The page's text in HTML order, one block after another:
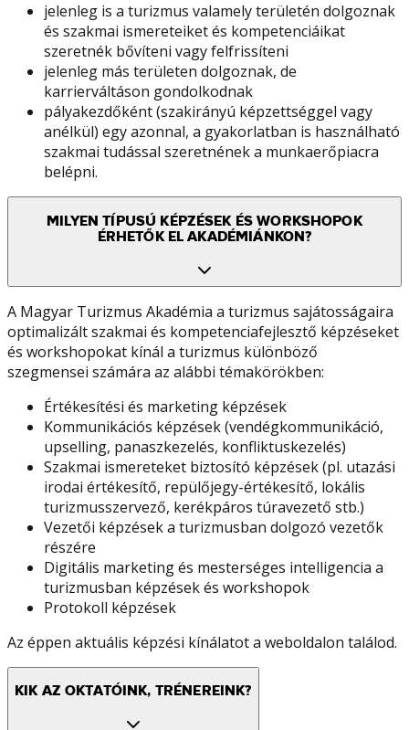
jelenleg is a turizmus valamely területén dolgoznak
és szakmai ismereteiket és kompetenciáikat
szeretnék bővíteni vagy felfrissíteni
jelenleg más területen dolgoznak, de
karrierváltáson gondolkodnak
pályakezdőként (szakirányú képzettséggel vagy
anélkül) egy azonnal, a gyakorlatban is használható
szakmai tudással szeretnének a munkaerőpiacra
belépni.
MILYEN TÍPUSÚ KÉPZÉSEK ÉS WORKSHOPOK
ÉRHETŐK EL AKADÉMIÁNKON?
A Magyar Turizmus Akadémia a turizmus sajátosságaira
optimalizált szakmai és kompetenciafejlesztő képzéseket
és workshopokat kínál a turizmus különböző
szegmensei számára az alábbi témakörökben:
Értékesítési és marketing képzések
Kommunikációs képzések (vendégkommunikáció,
upselling, panaszkezelés, konfliktuskezelés)
Szakmai ismereteket biztosító képzések (pl. utazási
irodai értékesítő, repülőjegy-értékesítő, lokális
turizmusszervező, kerékpáros túravezető stb.)
Vezetői képzések a turizmusban dolgozó vezetők
részére
Digitális marketing és mesterséges intelligencia a
turizmusban képzések és workshopok
Protokoll képzések
Az éppen aktuális képzési kínálatot a weboldalon találod.
KIK AZ OKTATÓINK, TRÉNEREINK?